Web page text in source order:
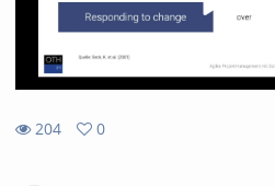
204
0